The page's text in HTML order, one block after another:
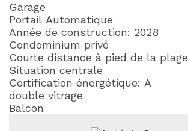
Garage
Portail Automatique
Année de construction: 2028
Condominium privé
Courte distance à pied de la plage
Situation centrale
Certification énergétique: A
double vitrage
Balcon